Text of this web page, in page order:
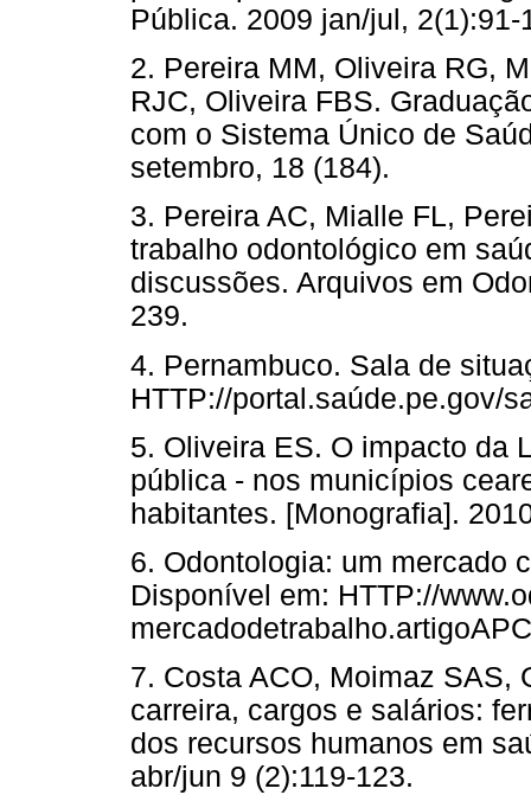
Pública. 2009 jan/jul,
2. Pereira MM, Oliveira RG,
RJC, Oliveira FBS.
com o Sistema Único de
setembro, 18 (184).
3. Pereira AC, Mialle FL,
trabalho odontológico em
discussões. Arquivos em
239.
4. Pernambuco. Sala de
HTTP://portal.saúde.pe.gov/
5. Oliveira ES. O impacto da
pública - nos municípios
habitantes. [Monografia].
6. Odontologia: um mercado
Disponível em: HTTP://
7. Costa ACO, Moimaz SAS,
carreira, cargos e salários:
dos recursos humanos em
abr/jun 9 (2):119-123.